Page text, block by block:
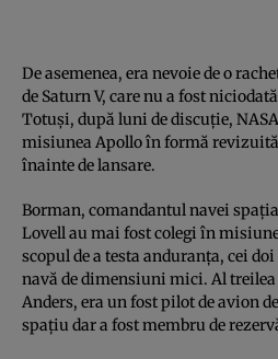
De asemenea, era nevoie de o
de Saturn V, care nu a fost
Totuşi, după luni de discuţie,
misiunea Apollo în formă revizuită
înainte de lansare.
Borman, comandantul navei
Lovell au mai fost colegi în
scopul de a testa anduranţa, cei
navă de dimensiuni mici. Al
Anders, era un fost pilot de avion
spaţiu dar a fost membru de